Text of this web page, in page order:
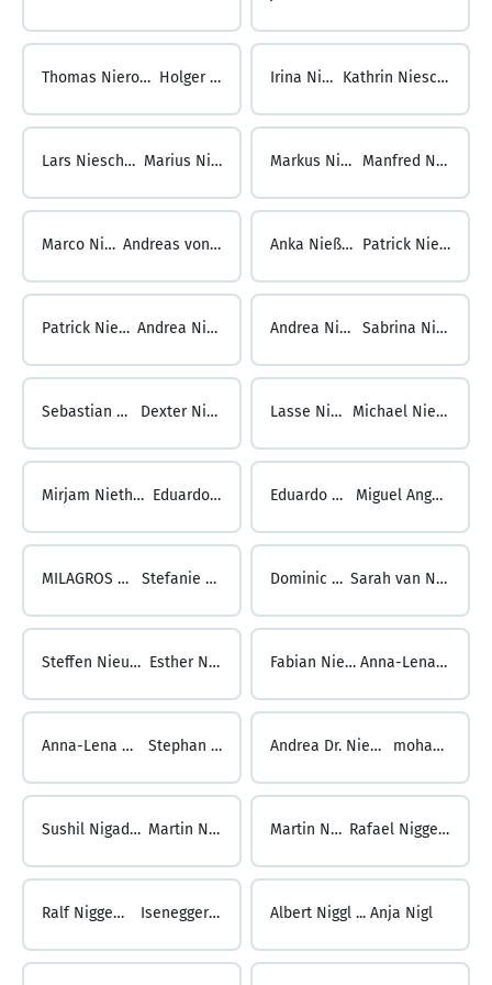
Thomas Nierobisch ... Holger Nies Irina Nies ... Kathrin Nieschulze
Lars Nieschulze ... Marius Niesen Markus Niesen ... Manfred Niesner
Marco Niesner ... Andreas von Niessen Anka Nießen ... Patrick Nießen
Patrick Nießen ... Andrea Nießner Andrea Nießner ... Sabrina Niestrath
Sebastian Niestrath ... Dexter Nieswiodek Lasse Nieswitz ... Michael Niethammer
Mirjam Niethammer ... Eduardo Nieto Eduardo Nieto ... Miguel Angel Nieto
MILAGROS NIETO FERRAZ ... Stefanie Nietschmann Dominic Nietskce ... Sarah van Nieuwenhoven
Steffen Nieuwenhoven ... Esther Nievergelt Fabian Nievergelt ... Anna-Lena Niewerth
Anna-Lena Niewerth ... Stephan Niewitz Andrea Dr. Niewodniczanksi ... mohan nigade
Sushil Nigade ... Martin Nigg Martin Nigg ... Rafael Niggemann
Ralf Niggemann ... Isenegger Niggi Albert Niggl ... Anja Nigl